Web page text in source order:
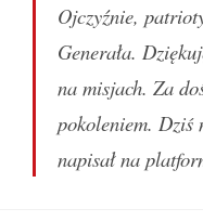
Ojczyźnie,
Generała.
na misjach. Za
pokoleniem. Dziś
napisał na